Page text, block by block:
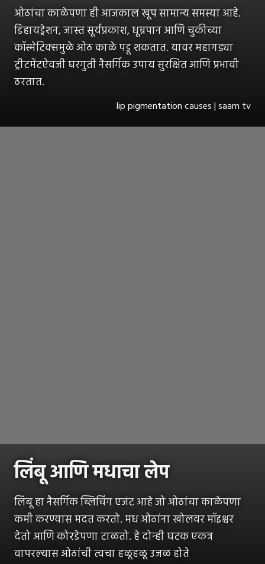
ओठांचा काळेपणा ही आजकाल खूप सामान्य समस्या आहे.
डिहायड्रेशन, जास्त सूर्यप्रकाश, धूम्रपान आणि चुकीच्या
कॉस्मेटिक्समुळे ओठ काळे पडू शकतात. यावर महागड्या
ट्रीटमेंटऐवजी घरगुती नैसर्गिक उपाय सुरक्षित आणि प्रभावी
ठरतात.
lip pigmentation causes | saam tv
लिंबू आणि मधाचा लेप
लिंबू हा नैसर्गिक ब्लिचिंग एजंट आहे जो ओठांचा काळेपणा
कमी करण्यास मदत करतो. मध ओठांना खोलवर मॉइश्चर
देतो आणि कोरडेपणा टाळतो. हे दोन्ही घटक एकत्र
वापरल्यास ओठांची त्वचा हळूहळू उजळ होते